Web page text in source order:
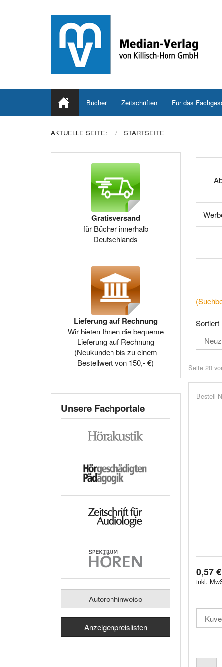
Bücher Zeitschriften Für das
AKTUELLE SEITE: STARTSEITE
Sortiert
Seite 20
Bestell-
0,57 €
inkl.
Gratisversand
für Bücher innerhalb
Deutschlands
Lieferung auf Rechnung
Wir bieten Ihnen die bequeme
Lieferung auf Rechnung
(Neukunden bis zu einem
Bestellwert von 150,- €)
Unsere Fachportale
Autorenhinweise
Anzeigenpreislisten